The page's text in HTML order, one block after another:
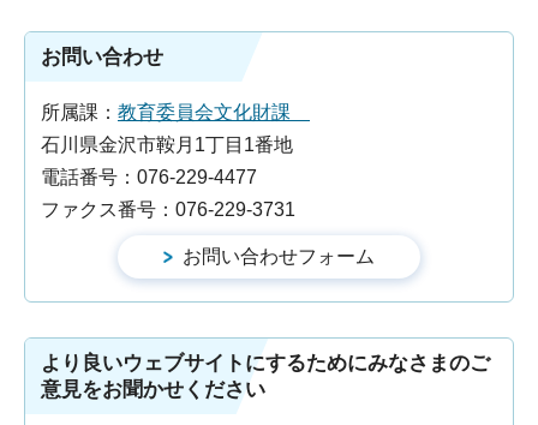
お問い合わせ
所属課： 教育委員会文化財課
石川県金沢市鞍月1丁目1番地
電話番号：076-229-4477
ファクス番号：076-229-3731
より良いウェブサイトにするためにみなさまのご
意見をお聞かせください